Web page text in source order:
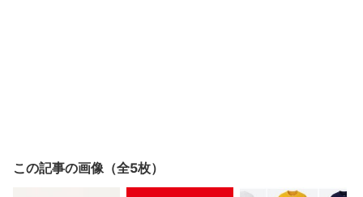
この記事の画像（全5枚）